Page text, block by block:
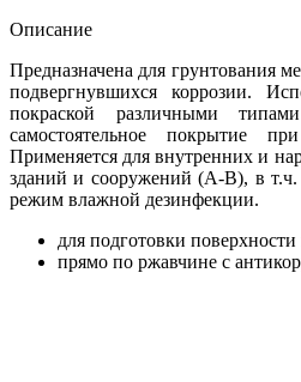
Описание
Предназначена для грунтования
подвергнувшихся коррозии.
покраской различными
самостоятельное покрытие
Применяется для внутренних и
зданий и сооружений (А-В), в т.ч.
режим влажной дезинфекции.
для подготовки
прямо по ржавчине с